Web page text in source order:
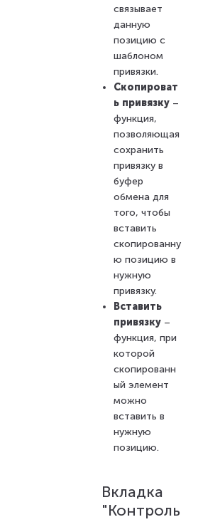
связывает
данную
позицию с
шаблоном
привязки.
Скопироват
ь привязку–
функция,
позволяющая
сохранить
привязку в
буфер
обмена для
того, чтобы
вставить
скопированну
ю позицию в
нужную
привязку.
Вставить
привязку–
функция, при
которой
скопированн
ый элемент
можно
вставить в
нужную
позицию.
Вкладка
"Контроль